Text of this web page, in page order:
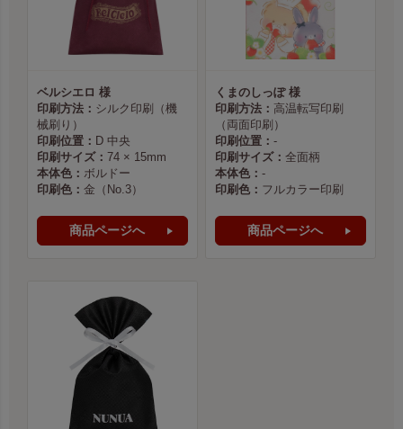
ベルシエロ 様
印刷方法： シルク印刷（機
械刷り）
印刷位置： D 中央
印刷サイズ： 74 × 15mm
本体色： ボルドー
印刷色： 金（No.3）
商品ページへ
くまのしっぽ 様
印刷方法： 高温転写印刷
（両面印刷）
印刷位置： -
印刷サイズ： 全面柄
本体色： -
印刷色： フルカラー印刷
商品ページへ